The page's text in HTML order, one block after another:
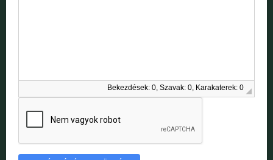
Bekezdések: 0, Szavak: 0, Karakaterek: 0